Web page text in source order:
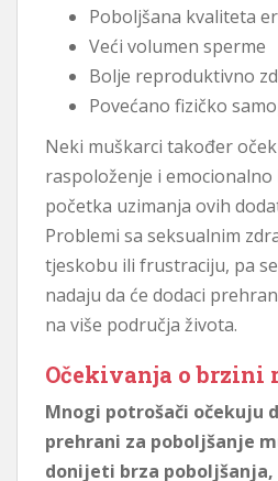
Poboljšana kvaliteta
Veći volumen sperme
Bolje reproduktivno
Povećano fizičko
Neki muškarci također
raspoloženje i
početka uzimanja ovih
Problemi sa seksualnim
tjeskobu ili frustraciju, pa
nadaju da će dodaci
na više područja života.
Očekivanja o brzini
Mnogi potrošači očekuju
prehrani za poboljšanje
donijeti brza